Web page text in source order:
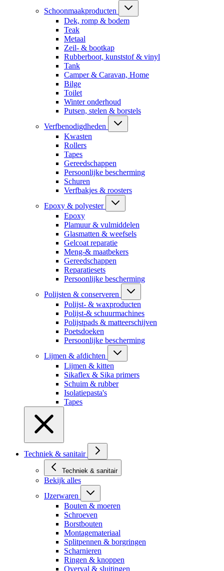
Schoonmaakproducten
Dek, romp & bodem
Teak
Metaal
Zeil- & bootkap
Rubberboot, kunststof & vinyl
Tank
Camper & Caravan, Home
Bilge
Toilet
Winter onderhoud
Putsen, stelen & borstels
Verfbenodigdheden
Kwasten
Rollers
Tapes
Gereedschappen
Persoonlijke bescherming
Schuren
Verfbakjes & roosters
Epoxy & polyester
Epoxy
Plamuur & vulmiddelen
Glasmatten & weefsels
Gelcoat reparatie
Meng-& maatbekers
Gereedschappen
Reparatiesets
Persoonlijke bescherming
Polijsten & conserveren
Polijst- & waxproducten
Polijst-& schuurmachines
Polijstpads & matteerschijven
Poetsdoeken
Persoonlijke bescherming
Lijmen & afdichten
Lijmen & kitten
Sikaflex & Sika primers
Schuim & rubber
Isolatiepasta's
Tapes
Techniek & sanitair
Techniek & sanitair
Bekijk alles
IJzerwaren
Bouten & moeren
Schroeven
Borstbouten
Montagemateriaal
Splitpennen & borgringen
Scharnieren
Ringen & knoppen
Overval & sluitingen